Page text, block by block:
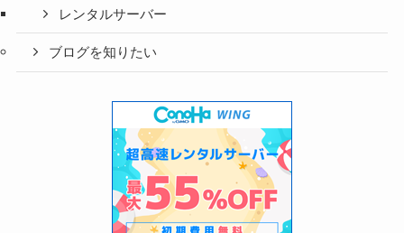
レンタルサーバー
ブログを知りたい